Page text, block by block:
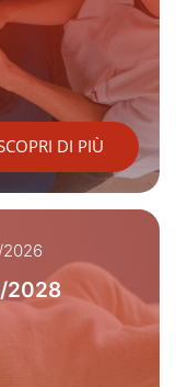
DI PIÙ
2026
2028